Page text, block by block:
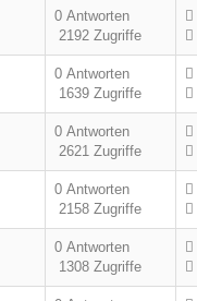
0 Antworten
2192 Zugriffe
0 Antworten
1639 Zugriffe
0 Antworten
2621 Zugriffe
0 Antworten
2158 Zugriffe
0 Antworten
1308 Zugriffe